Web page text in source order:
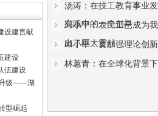
设建言献
建设
伍建设
升级——湖
型崛起
汤涛：在技工教育事业
实践中的一个创举
邱小平：农民工已成为
出了巨大贡献
邱小平：要加强理论创
林蕙青：在全球化背景